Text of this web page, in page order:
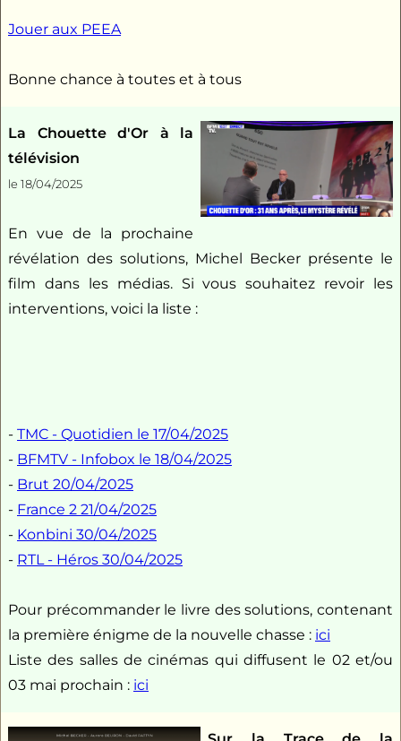
Jouer aux PEEA
Bonne chance à toutes et à tous
La Chouette d'Or à la
télévision
le 18/04/2025
En vue de la prochaine
révélation des solutions, Michel Becker présente le
film dans les médias. Si vous souhaitez revoir les
interventions, voici la liste :
- TMC - Quotidien le 17/04/2025
- BFMTV - Infobox le 18/04/2025
- Brut 20/04/2025
- France 2 21/04/2025
- Konbini 30/04/2025
- RTL - Héros 30/04/2025
Pour précommander le livre des solutions, contenant
la première énigme de la nouvelle chasse : ici
Liste des salles de cinémas qui diffusent le 02 et/ou
03 mai prochain : ici